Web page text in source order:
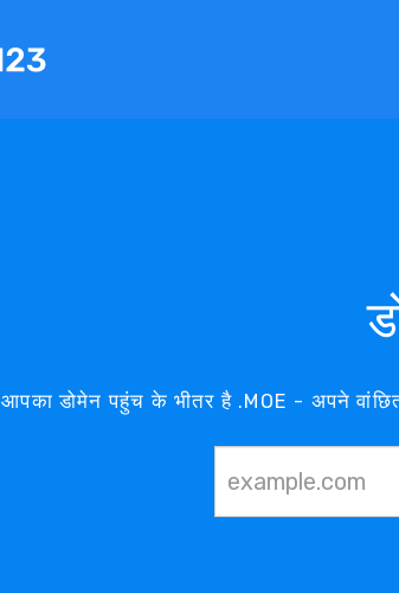
आपका डोमेन पहुंच के भीतर है .MOE - अपने